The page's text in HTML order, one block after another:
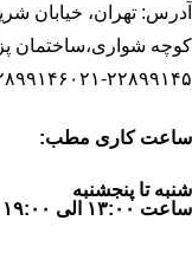
آدرس: تهران، خیابان
کوچه شواری،ساختمان
۰۲۱-۲۲۸۹۹۱۴۵ ۰۲۱-
ساعت کاری مطب:
شنبه تا پنجشنبه
ساعت ۱۳:۰۰ الی ۱۹:۰۰